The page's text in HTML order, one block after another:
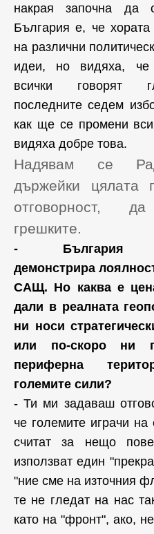
накрая започна да
България е, че хората
на различни
идеи, но видяха, че
всички говорят
последните седем
как ще се промени
видяха добре това.
Надявам се
държейки цялата
отговорност,
грешките.
- България
демонстрира
САЩ. Но каква е
дали в реалната
ни носи
или по-скоро ни
периферна
големите сили?
- Ти ми задаваш
че големите играчи
считат за нещо
използват един
"ние сме на източния
те не гледат на нас
като на "фронт", ако,